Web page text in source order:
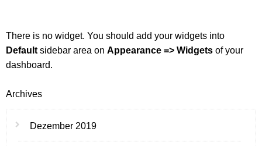
There is no widget. You should add your widgets into
Default sidebar area on Appearance => Widgets of your
dashboard.
Archives
Dezember 2019